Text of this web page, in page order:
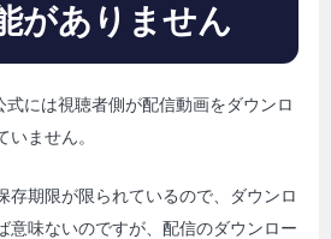
がありません
式には視聴者側が配信動画をダウンロ
いません。
存期限が限られているので、ダウンロ
意味ないのですが、配信のダウンロー